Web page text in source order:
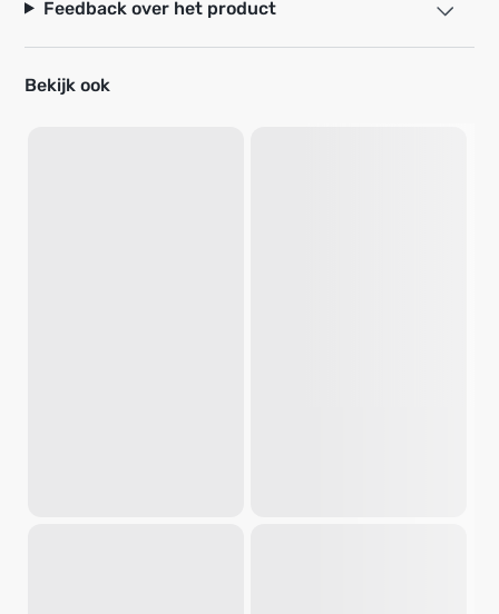
Feedback over het product
Bekijk ook